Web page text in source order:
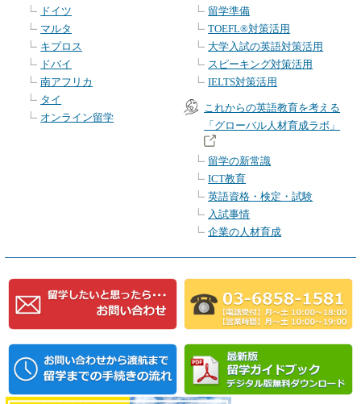
ドイツ
マルタ
キプロス
ドバイ
南アフリカ
タイ
オンライン留学
留学準備
TOEFL®対策活用
大学入試の英語対策活用
スピーキング対策活用
IELTS対策活用
これからの英語教育を考える
「グローバル人材育成ラボ」
留学の新常識
ICT教育
英語資格・検定・試験
入試事情
企業の人材育成